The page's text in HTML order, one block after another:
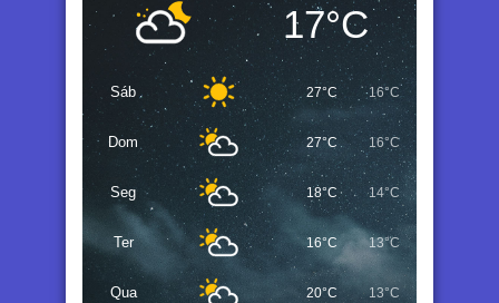
17°C
Sáb 27°C 16°C
Dom 27°C 16°C
Seg 18°C 14°C
Ter 16°C 13°C
Qua 20°C 13°C